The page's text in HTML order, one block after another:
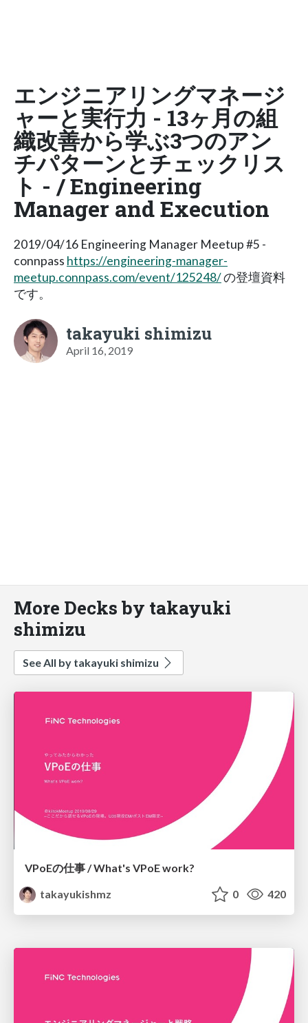
エンジニアリングマネージ
ャーと実行力 - 13ヶ月の組
織改善から学ぶ3つのアン
チパターンとチェックリス
ト - / Engineering
Manager and Execution
2019/04/16 Engineering Manager Meetup #5 -
connpass https://engineering-manager-
meetup.connpass.com/event/125248/の登壇資料
です。
takayuki shimizu
April 16, 2019
More Decks by takayuki
shimizu
See All by takayuki shimizu
VPoEの仕事 / What's VPoE work?
takayukishmz
0 420